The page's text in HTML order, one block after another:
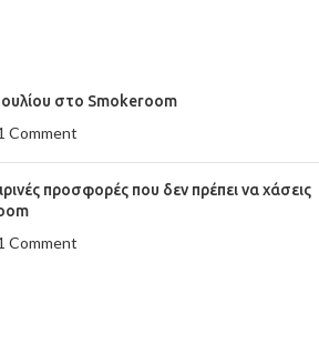
στο Smokeroom
Comment
προσφορές που δεν πρέπει να χάσεις
Comment